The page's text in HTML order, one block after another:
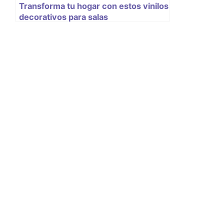
Transforma tu hogar con estos vinilos
decorativos para salas